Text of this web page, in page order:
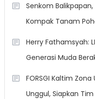
Senkom
Kompak Tanam
Herry Fathamsyah:
Generasi Muda
FORSGI Kaltim
Unggul, Siapkan